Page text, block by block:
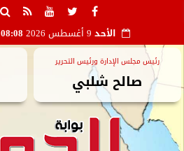
الأحد 08:08 صـ
رئيس مجلس الإدارة ورئيس التحرير
صالح شلبي